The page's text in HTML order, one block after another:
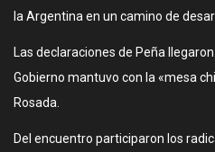
la Argentina en un camino de
Las declaraciones de Peña
Gobierno mantuvo con la «mesa
Rosada.
Del encuentro participaron los